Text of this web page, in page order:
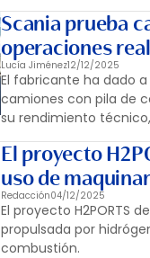
Scania prueba
operaciones
Lucía Jiménez12/12/2025
El fabricante ha dado
camiones con pila de
su rendimiento
El proyecto
uso de
Redacción04/12/2025
El proyecto H2PORTS
propulsada por
combustión.